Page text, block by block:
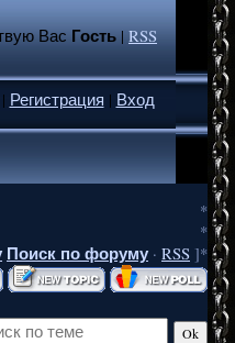
Вас Гость|RSS
| Регистрация | Вход
*
*
Поиск по форуму · RSS ]*